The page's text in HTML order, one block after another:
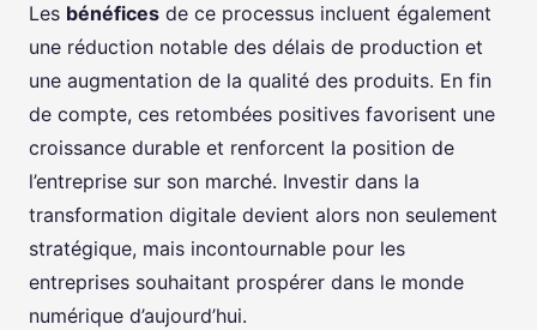
Les bénéfices de ce processus incluent également
une réduction notable des délais de production et
une augmentation de la qualité des produits. En fin
de compte, ces retombées positives favorisent une
croissance durable et renforcent la position de
l’entreprise sur son marché. Investir dans la
transformation digitale devient alors non seulement
stratégique, mais incontournable pour les
entreprises souhaitant prospérer dans le monde
numérique d’aujourd’hui.